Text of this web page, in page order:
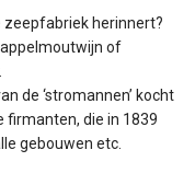
zeepfabriek herinnert?
of
de ‘stromannen’ kocht
firmanten, die in 1839
gebouwen etc.